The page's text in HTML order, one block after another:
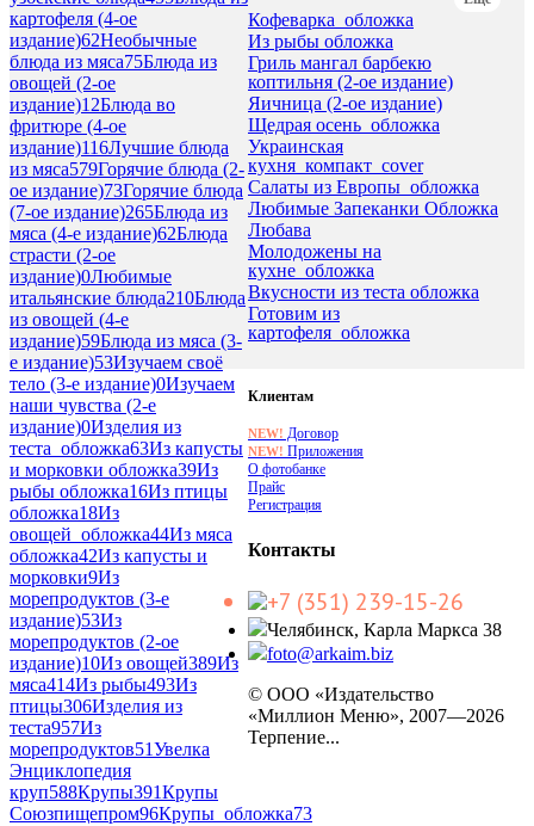
картофеля (4-ое
издание)62Необычные
блюда из мяса75Блюда из
овощей (2-ое
издание)12Блюда во
фритюре (4-ое
издание)116Лучшие блюда
из мяса579Горячие блюда (2-
ое издание)73Горячие блюда
(7-ое издание)265Блюда из
мяса (4-е издание)62Блюда
страсти (2-ое
издание)0Любимые
итальянские блюда210Блюда
из овощей (4-е
издание)59Блюда из мяса (3-
е издание)53Изучаем своё
тело (3-е издание)0Изучаем
наши чувства (2-е
издание)0Изделия из
теста_обложка63Из капусты
и морковки обложка39Из
рыбы обложка16Из птицы
обложка18Из
овощей_обложка44Из мяса
обложка42Из капусты и
морковки9Из
морепродуктов (3-е
издание)53Из
морепродуктов (2-ое
издание)10Из овощей389Из
мяса414Из рыбы493Из
птицы306Изделия из
теста957Из
морепродуктов51Увелка
Энциклопедия
круп588Крупы391Крупы
Союзпищепром96Крупы_обложка73
Кофеварка_обложка
Из рыбы обложка
Гриль мангал барбекю
коптильня (2-ое издание)
Яичница (2-ое издание)
Щедрая осень_обложка
Украинская
кухня_компакт_cover
Салаты из Европы_обложка
Любимые Запеканки Обложка
Любава
Молодожены на
кухне_обложка
Вкусности из теста обложка
Готовим из
картофеля_обложка
Клиентам
NEW! Договор
NEW! Приложения
О фотобанке
Прайс
Регистрация
Контакты
+7 (351) 239-15-26
Челябинск, Карла Маркса 38
foto@arkaim.biz
© ООО «Издательство
«Миллион Меню», 2007—2026
Терпение...